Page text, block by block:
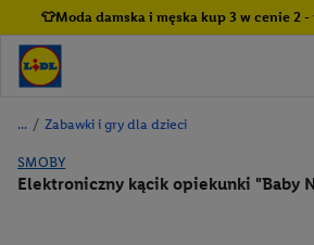
👕Moda damska i męska kup 3 w cenie 2
/ Zabawki i gry dla dzieci
SMOBY
Elektroniczny kącik opiekunki "Baby